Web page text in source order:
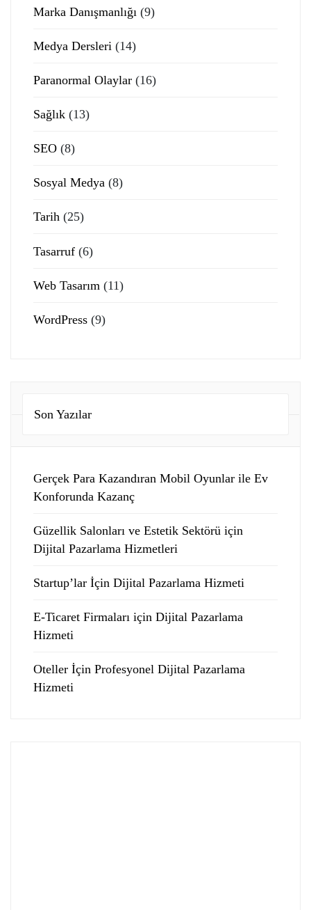
Marka Danışmanlığı (9)
Medya Dersleri (14)
Paranormal Olaylar (16)
Sağlık (13)
SEO (8)
Sosyal Medya (8)
Tarih (25)
Tasarruf (6)
Web Tasarım (11)
WordPress (9)
Son Yazılar
Gerçek Para Kazandıran Mobil Oyunlar ile Ev
Konforunda Kazanç
Güzellik Salonları ve Estetik Sektörü için
Dijital Pazarlama Hizmetleri
Startup’lar İçin Dijital Pazarlama Hizmeti
E-Ticaret Firmaları için Dijital Pazarlama
Hizmeti
Oteller İçin Profesyonel Dijital Pazarlama
Hizmeti